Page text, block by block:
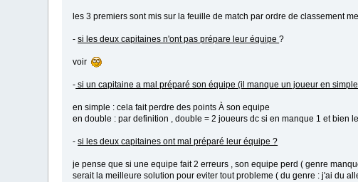
les 3 premiers sont mis sur la feuille de match par ordre de classement
-si les deux capitaines n'ont pas prépare leur équipe?
voir
- si un capitaine a mal préparé son équipe (il manque un joueur en
en simple : cela fait perdre des points À son equipe
en double : par definition , double = 2 joueurs dc si en manque 1 et bien
-si les deux capitaines ont mal préparé leur équipe ?
je pense que si une equipe fait 2 erreurs , son equipe perd ( genre
serait la meilleure solution pour eviter tout probleme ( du genre : j'ai du